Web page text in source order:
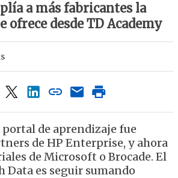
a más fabricantes la
ofrece desde TD Academy
de aprendizaje fue
de HP Enterprise, y ahora
de Microsoft o Brocade. El
Data es seguir sumando